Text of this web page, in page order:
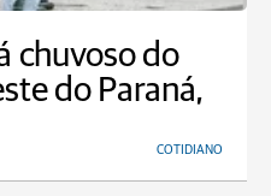
chuvoso do
do Paraná,
COTIDIANO